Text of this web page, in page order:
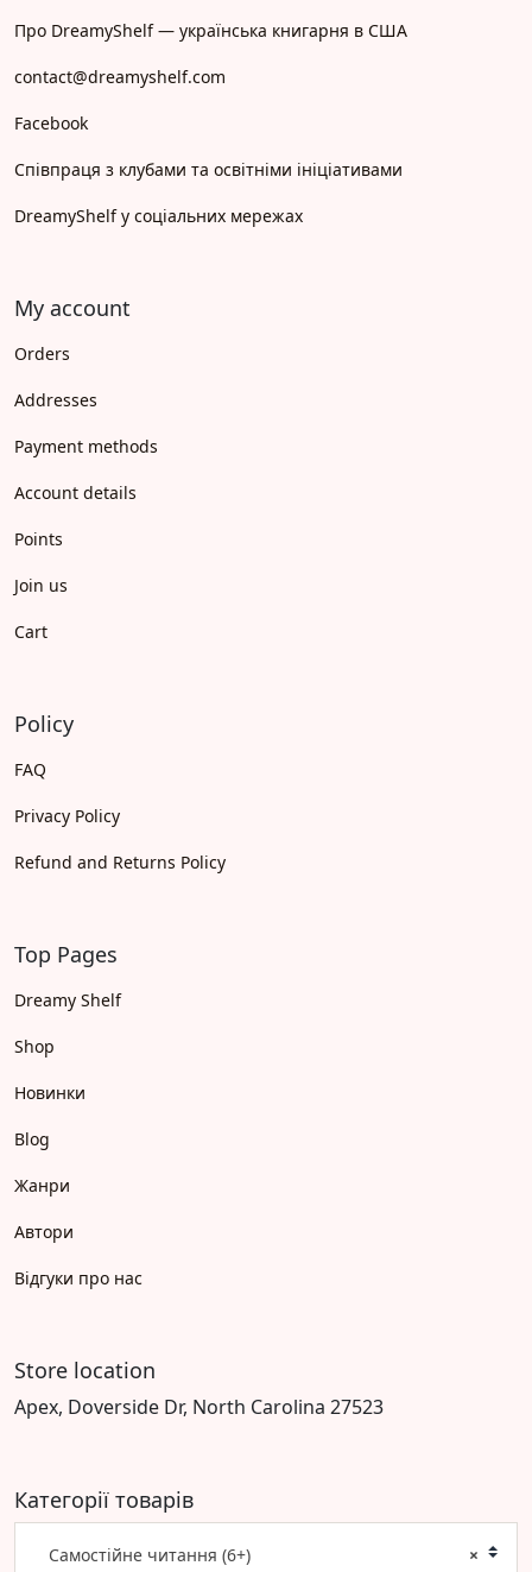
Про DreamyShelf — українська книгарня в США
contact@dreamyshelf.com
Facebook
Співпраця з клубами та освітніми ініціативами
DreamyShelf у соціальних мережах
My account
Orders
Addresses
Payment methods
Account details
Points
Join us
Cart
Policy
FAQ
Privacy Policy
Refund and Returns Policy
Top Pages
Dreamy Shelf
Shop
Новинки
Blog
Жанри
Автори
Відгуки про нас
Store location
Apex, Doverside Dr, North Carolina 27523
Категорії товарів
×
Самостійне читання (6+)